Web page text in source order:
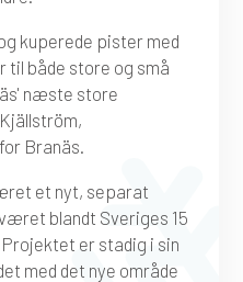
kuperede pister med
til både store og små
næste store
Branäs.
et nyt, separat
blandt Sveriges 15
er stadig i sin
med det nye område